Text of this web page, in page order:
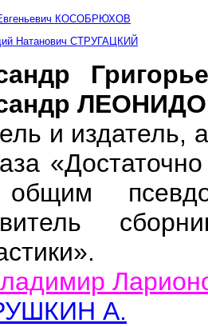
КОСОБРЮХОВ
Натанович СТРУГАЦКИЙ
и издатель,
А.